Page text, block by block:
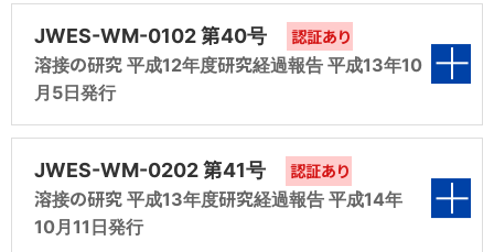
成5年度 規格化第9分科会 報告）
金属の高温特性調査（平成6年度 共研第5分科
会 報告）
第6編 溶接材料調達指針の規格化（平成6年度
規格化第9分科会 報告）
報告）
第4編 JIS Z 3930－1979「被覆アーク溶接棒
の全ヒューム量の測定方法」の改正（平成7年
度 調査第4分科会 報告）
第5編 ステンレス鋼フラックス入りワイヤ溶接金
属の高温特性調査（平成7年度 共研第5分科会
2分科会 報告）
第3編 ステンレス鋼フラックス入りワイヤのISO
報告）
第4編 ステンレス鋼フラックス入りワイヤ溶接金
属の高温特性調査（平成8年度 共研第5分科会
年度 調査第1分科会 報告）
第2編 化学分析用溶着金属試料の作製方法の
ISO国際規格改正素案作成（平成9年度 調査第
2分科会 報告）
第3編 炭素鋼及び低合金用サブマージアーク溶
接材料のJIS改正素案作成（平成9年度 調査第
る調査（平成10年度 調査第1分科会 報告）
第2編 溶接材料のISO国際規格への対応（平成
10年度 調査第2分科会 報告）
JWES-WM-0102 第40号 認証あり
溶接の研究 平成12年度研究経過報告 平成13年10
月5日発行
JWES-WM-0202 第41号 認証あり
溶接の研究 平成13年度研究経過報告 平成14年
10月11日発行